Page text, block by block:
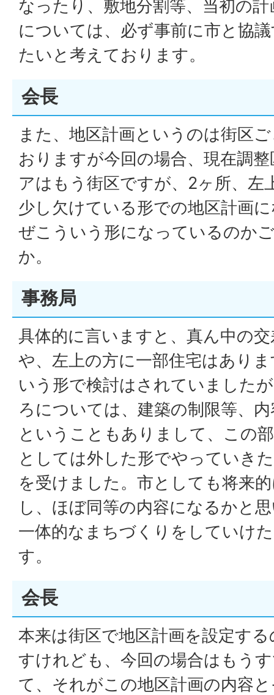
なったり、敷地分割等、当初の
については、必ず事前に市と協
たいと考えております。
会長
また、地区計画というのは街区
おりますが今回の場合、現在調
アはもう街区ですが、2ヶ所、左
少し欠けている形での地区計画
ぜこういう形になっているのか
か。
事務局
具体的に言いますと、真ん中の
や、左上の方に一部住宅はあり
いう形で検討はされていました
ろについては、建築の制限等、
ということもありまして、この
としては外した形でやっていき
を受けました。市としても将来
し、ほぼ同等の内容になるかと
一体的なまちづくりをしていけ
す。
会長
本来は街区で地区計画を設定す
すけれども、今回の場合はもう
て、それがこの地区計画の内容